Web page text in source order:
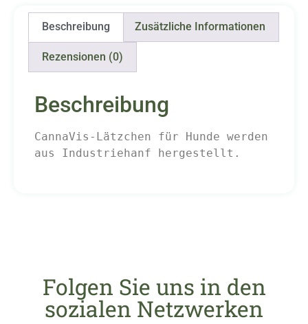
Beschreibung Zusätzliche Informationen
Rezensionen (0)
Beschreibung
CannaVis-Lätzchen für Hunde werden
aus Industriehanf hergestellt.
Folgen Sie uns in den
sozialen Netzwerken